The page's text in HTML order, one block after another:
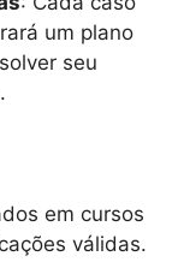
um plano
seu
em cursos
válidas.